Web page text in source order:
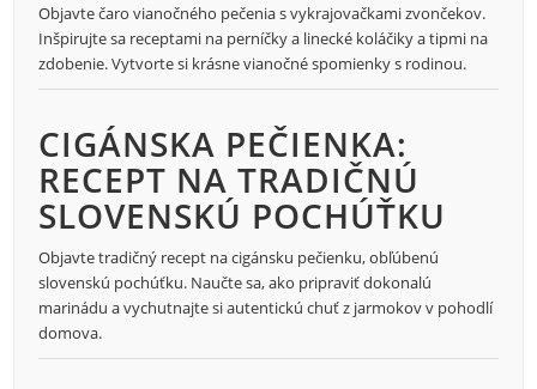
Objavte čaro vianočného pečenia s vykrajovačkami zvončekov.
Inšpirujte sa receptami na perníčky a linecké koláčiky a tipmi na
zdobenie. Vytvorte si krásne vianočné spomienky s rodinou.
CIGÁNSKA PEČIENKA:
RECEPT NA TRADIČNÚ
SLOVENSKÚ POCHÚŤKU
Objavte tradičný recept na cigánsku pečienku, obľúbenú
slovenskú pochúťku. Naučte sa, ako pripraviť dokonalú
marinádu a vychutnajte si autentickú chuť z jarmokov v pohodlí
domova.